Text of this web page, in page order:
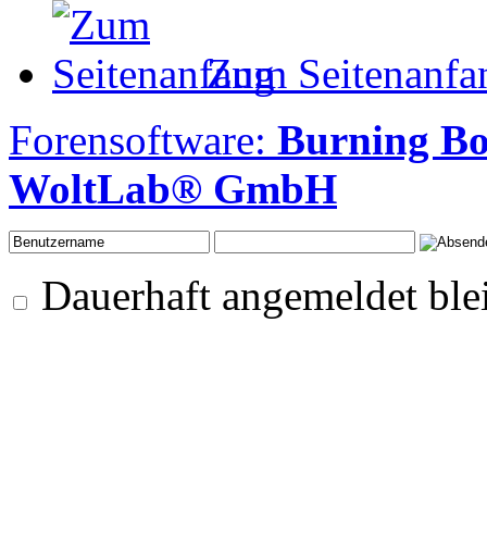
Zum
Forensoftware: Burning
WoltLab® GmbH
Dauerhaft angemeldet